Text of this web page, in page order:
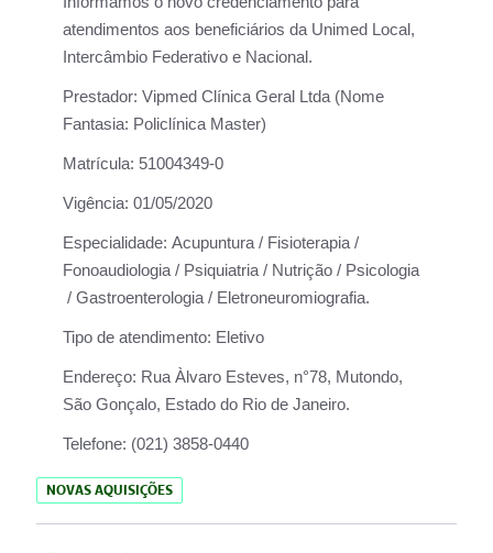
atendimentos aos beneficiários da Unimed Local,
Intercâmbio Federativo e Nacional.
Prestador: Vipmed Clínica Geral Ltda (Nome
Fantasia: Policlínica Master)
Matrícula: 51004349-0
Vigência: 01/05/2020
Especialidade: Acupuntura / Fisioterapia /
Fonoaudiologia / Psiquiatria / Nutrição / Psicologia
/ Gastroenterologia / Eletroneuromiografia.
Tipo de atendimento: Eletivo
Endereço: Rua Àlvaro Esteves, n°78, Mutondo,
São Gonçalo, Estado do Rio de Janeiro.
Telefone: (021) 3858-0440
NOVAS AQUISIÇÕES